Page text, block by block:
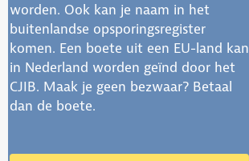
worden. Ook kan je naam in het
buitenlandse opsporingsregister
komen. Een boete uit een EU-land kan
in Nederland worden geïnd door het
CJIB. Maak je geen bezwaar? Betaal
dan de boete.